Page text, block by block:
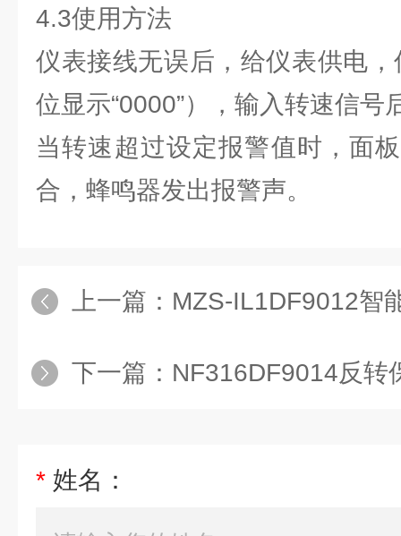
4.3使用方法
仪表接线无误后，给仪表供电，
位显示“0000”），输入转速信号
当转速超过设定报警值时，面
合，蜂鸣器发出报警声。
上一篇： MZS-IL1DF9012智
下一篇： NF316DF9014反转
* 姓名：